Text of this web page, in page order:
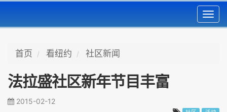
首页 看纽约 社区新闻
法拉盛社区新年节目丰富
2015-02-12